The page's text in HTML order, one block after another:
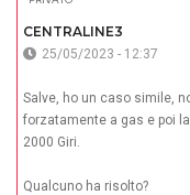
CENTRALINE3
25/05/2023 - 12:37
Salve, ho un caso simile,
forzatamente a gas e poi
2000 Giri.
Qualcuno ha risolto?